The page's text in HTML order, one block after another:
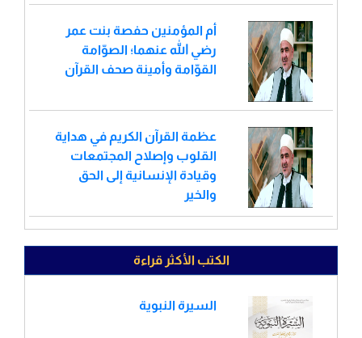
أم المؤمنين حفصة بنت عمر
رضي الله عنهما؛ الصوّامة
القوّامة وأمينة صحف القرآن
عظمة القرآن الكريم في هداية
القلوب وإصلاح المجتمعات
وقيادة الإنسانية إلى الحق
والخير
الكتب الأكثر قراءة
السيرة النبوية